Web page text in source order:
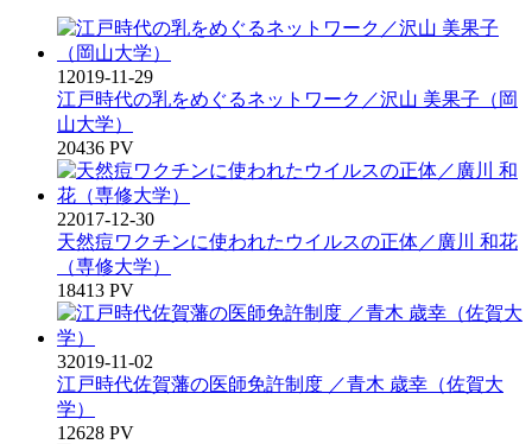
1 2019-11-29
江戸時代の乳をめぐるネットワーク／沢山 美果子（岡
山大学）
20436 PV
22017-12-30
天然痘ワクチンに使われたウイルスの正体／廣川 和花
（専修大学）
18413 PV
32019-11-02
江戸時代佐賀藩の医師免許制度 ／青木 歳幸（佐賀大
学）
12628 PV